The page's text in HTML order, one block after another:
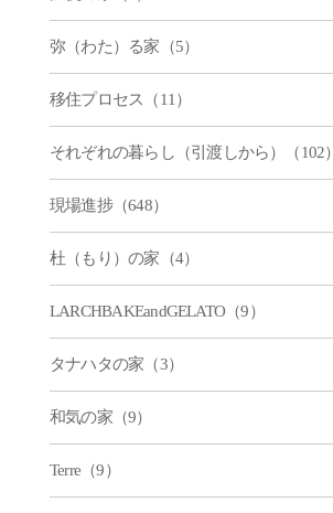
弥（わた）る家（5）
移住プロセス（11）
それぞれの暮らし（引渡しから）（102）
現場進捗（648）
杜（もり）の家（4）
LARCHBAKEandGELATO（9）
タナハタの家（3）
和気の家（9）
Terre（9）